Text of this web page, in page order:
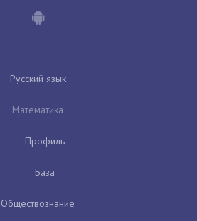
Русский язык
Математика
Профиль
База
Обществознание